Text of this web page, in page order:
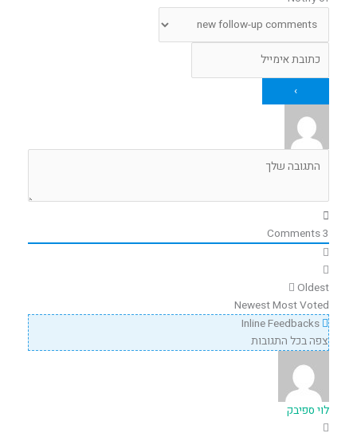
3
Oldest
NewestMost Voted
צפה בכל התגובות
לוי ספיבק